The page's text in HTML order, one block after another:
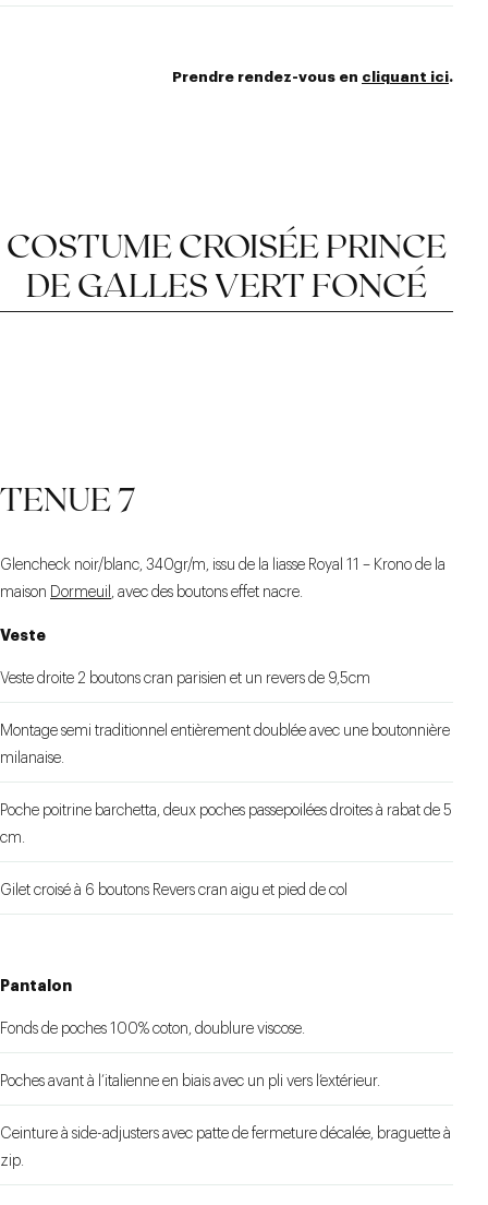
Prendre rendez-vous en cliquant ici.
COSTUME CROISÉE PRINCE
DE GALLES VERT FONCÉ
VESTE CROISÉE 6
MOTIF PRINCE DE
REVERS 10,5 CM
TENUE 7
Glencheck noir/blanc, 340gr/m, issu de la liasse Royal 11 – Krono de la
maison Dormeuil , avec des boutons effet nacre.
Veste
Veste droite 2 boutons cran parisien et un revers de 9,5cm
Montage semi traditionnel entièrement doublée avec une boutonnière
milanaise.
Poche poitrine barchetta, deux poches passepoilées droites à rabat de 5
cm.
Gilet croisé à 6 boutons Revers cran aigu et pied de col
Pantalon
Fonds de poches 100% coton, doublure viscose.
Poches avant à l’italienne en biais avec un pli vers l’extérieur.
Ceinture à side-adjusters avec patte de fermeture décalée, braguette à
zip.